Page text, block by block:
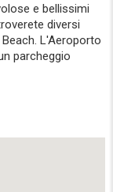
e bellissimi
diversi
L'Aeroporto
parcheggio